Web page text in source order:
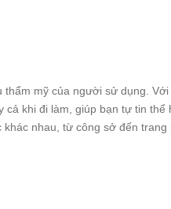
mỹ của người sử dụng. Với
khi đi làm, giúp bạn tự tin thể
nhau, từ công sở đến trang